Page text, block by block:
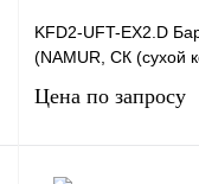
KFD2-UFT-EX2.D
(NAMUR, СК (сухой
Цена по запросу